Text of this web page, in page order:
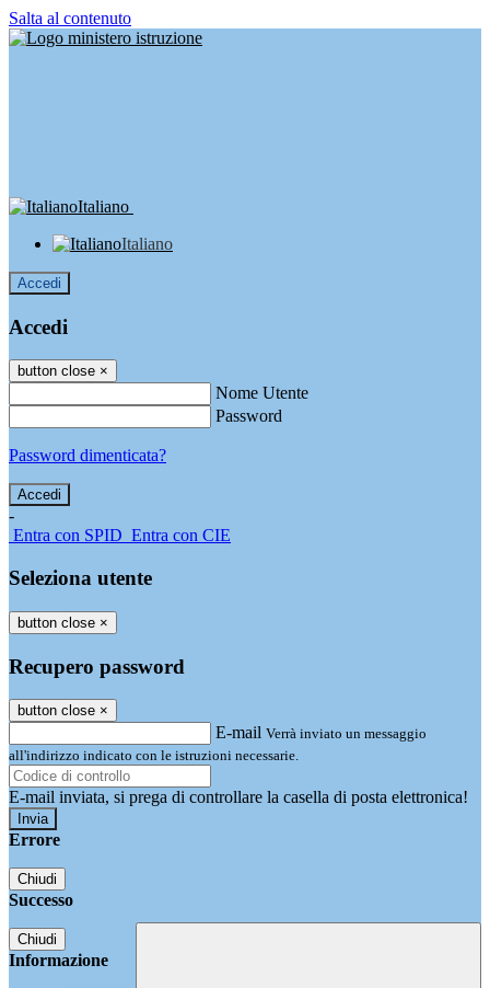
Salta al contenuto
Italiano
Italiano
Accedi
Accedi
button close ×
Nome Utente
Password
Password dimenticata?
-
Entra con SPID Entra con CIE
Seleziona utente
button close ×
Recupero password
button close ×
E-mail Verrà inviato un messaggio
all'indirizzo indicato con le istruzioni necessarie.
E-mail inviata, si prega di controllare la casella di posta elettronica!
Errore
Chiudi
Successo
Chiudi
Informazione